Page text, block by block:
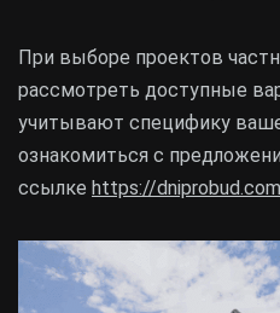
При выборе проектов
рассмотреть доступные
учитывают специфику
ознакомиться с
ссылке https://